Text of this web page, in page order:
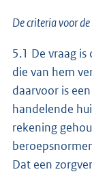
De criteria voor
5.1 De vraag
die van hem
daarvoor is
handelende
rekening
Dat een